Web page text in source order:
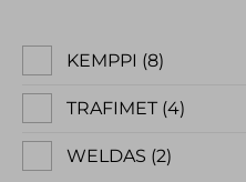
KEMPPI 8
TRAFIMET 4
WELDAS 2